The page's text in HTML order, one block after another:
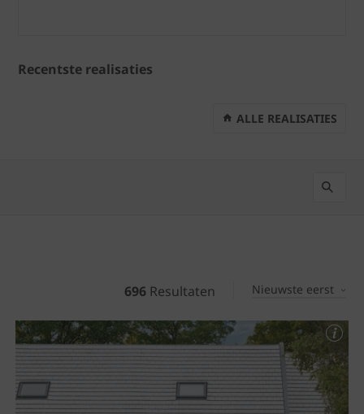
Recentste realisaties
ALLE REALISATIES
696 Resultaten Nieuwste eerst